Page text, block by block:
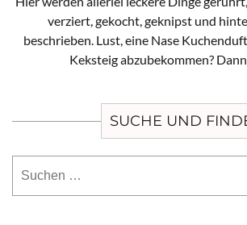
verziert, gekocht, geknipst und
beschrieben. Lust, eine Nase
Keksteig abzubekommen?
SUCHE UND